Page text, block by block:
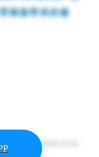
锻炼带来的健
reveals betaine as an